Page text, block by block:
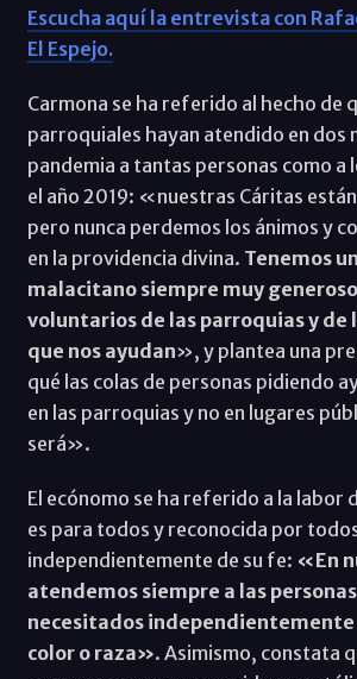
Escucha aquí la entrevista con
El Espejo.
Carmona se ha referido al hecho de
parroquiales hayan atendido en dos
pandemia a tantas personas como a
el año 2019: «nuestras Cáritas
pero nunca perdemos los ánimos y
en la providencia divina. Tenemos
malacitano siempre muy
voluntarios de las parroquias y de
que nos ayudan», y plantea una
qué las colas de personas pidiendo
en las parroquias y no en lugares
será».
El ecónomo se ha referido a la labor
es para todos y reconocida por
independientemente de su fe: «En
atendemos siempre a las
necesitados
color o raza». Asimismo, constata